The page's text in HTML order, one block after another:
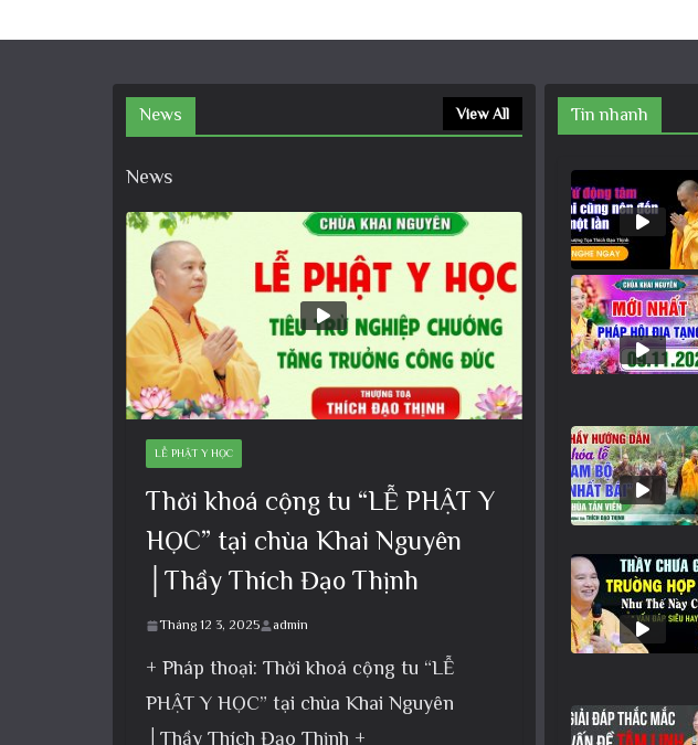
News View All
News
LỄ PHẬT Y HỌC
Thời khoá cộng tu “LỄ PHẬT Y
HỌC” tại chùa Khai Nguyên
│Thầy Thích Đạo Thịnh
Tháng 12 3, 2025 admin
+ Pháp thoại: Thời khoá cộng tu “LỄ
PHẬT Y HỌC” tại chùa Khai Nguyên
│Thầy Thích Đạo Thịnh +
Tin nhanh